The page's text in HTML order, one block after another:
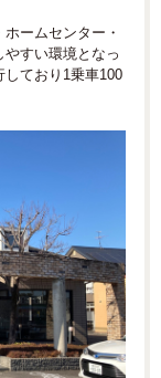
ームセンター・
すい環境となっ
ており1乗車100